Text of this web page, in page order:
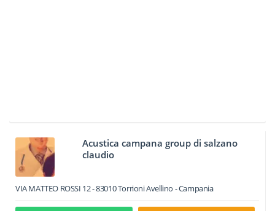
Acustica campana group di salzano
claudio
VIA MATTEO ROSSI 12-83010TorrioniAvellino -Campania